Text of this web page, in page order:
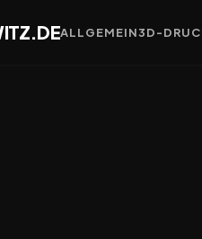
ALLGEMEIN3D-